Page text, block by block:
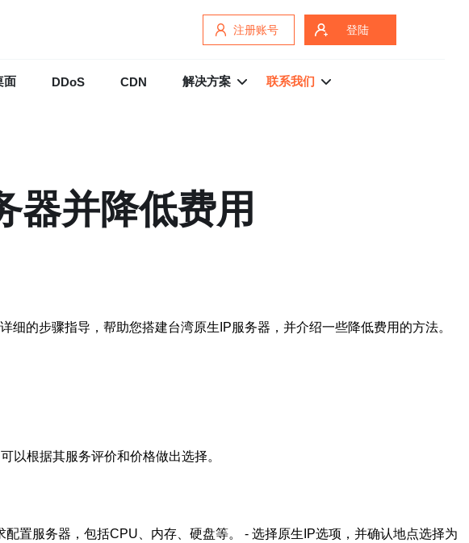
注册账号 登陆
面 DDoS CDN 解决方案 联系我们
器并降低费用
的步骤指导，帮助您搭建台湾原生IP服务器，并介绍一些降低费用的方法。
以根据其服务评价和价格做出选择。
置服务器，包括CPU、内存、硬盘等。 - 选择原生IP选项，并确认地点选择为